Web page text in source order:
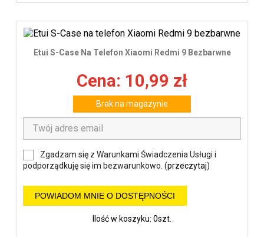
Etui S-Case Na Telefon Xiaomi Redmi 9 Bezbarwne
Cena: 10,99 zł
Brak na magazynie
Zgadzam się z Warunkami Świadczenia Usługi i
podporządkuję się im bezwarunkowo. (przeczytaj)
POWIADOM MNIE O DOSTĘPNOŚCI
Ilość w koszyku: 0szt.